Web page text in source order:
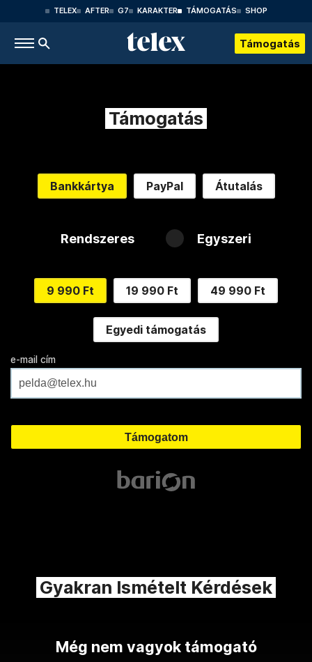
TELEX AFTER G7 KARAKTER TÁMOGATÁS SHOP
Támogatás
Támogatás
Bankkártya PayPal Átutalás
Rendszeres Egyszeri
9 990 Ft 19 990 Ft 49 990 Ft
Egyedi támogatás
e-mail cím
Gyakran Ismételt Kérdések
Még nem vagyok támogató